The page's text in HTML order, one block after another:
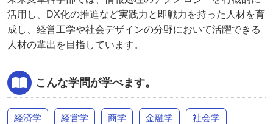
活用し、DX化の推進など実践力と即戦力を持った人材を育
成し、経営工学や社会デザインの分野において活躍できる
人材の輩出を目指しています。
こんな学問が学べます。
経済学 経営学 商学 金融学 社会学